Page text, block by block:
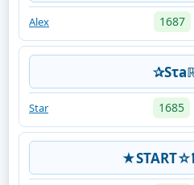
Alex 1687
Star 1685